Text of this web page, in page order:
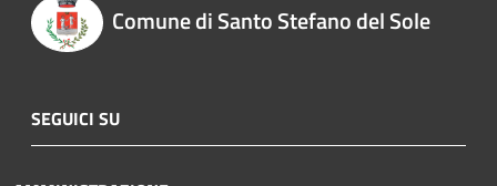
Comune di Santo Stefano del Sole
SEGUICI SU